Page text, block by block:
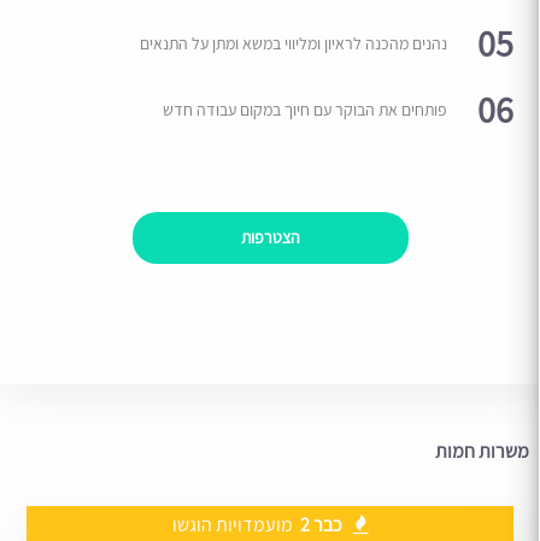
05 נהנים מהכנה לראיון ומליווי במשא ומתן על התנאים
06 פותחים את הבוקר עם חיוך במקום עבודה חדש
הצטרפות
משרות חמות
כבר 2 מועמדויות הוגשו